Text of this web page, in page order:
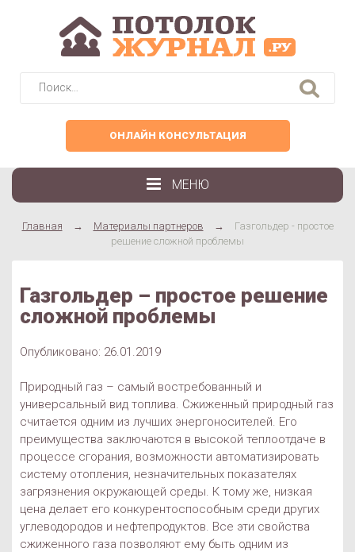
Найти:
ОНЛАЙН КОНСУЛЬТАЦИЯ
МЕНЮ
Главная → Материалы партнеров →
Газгольдер - простое
решение сложной проблемы
Газгольдер – простое решение
сложной проблемы
Опубликовано: 26.01.2019
Природный газ – самый востребованный и
универсальный вид топлива. Сжиженный природный газ
считается одним из лучших энергоносителей. Его
преимущества заключаются в высокой теплоотдаче в
процессе сгорания, возможности автоматизировать
систему отопления, незначительных показателях
загрязнения окружающей среды. К тому же, низкая
цена делает его конкурентоспособным среди других
углеводородов и нефтепродуктов. Все эти свойства
сжиженного газа позволяют ему быть одним из